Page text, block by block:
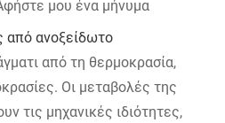
μου ένα μήνυμα
από ανοξείδωτο
από τη θερμοκρασία,
Οι μεταβολές της
τις μηχανικές ιδιότητες,